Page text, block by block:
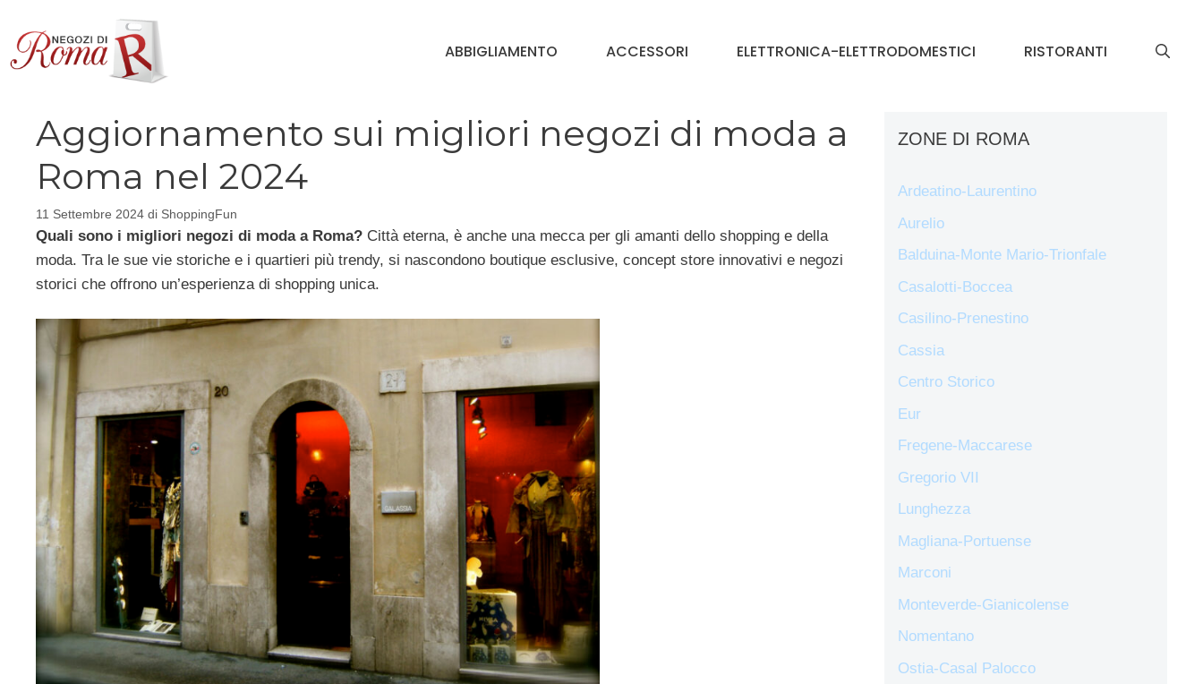
contenuto
ABBIGLIAMENTO ACCESSORI ELETTRONICA-ELETTRODOMESTICI RISTORANTI
Aggiornamento sui migliori negozi di moda a
Roma nel 2024
11 Settembre 2024 di ShoppingFun
Quali sono i migliori negozi di moda a Roma? Città eterna, è anche una mecca per gli amanti dello shopping e della
moda. Tra le sue vie storiche e i quartieri più trendy, si nascondono boutique esclusive, concept store innovativi e negozi
storici che offrono un’esperienza di shopping unica.
ZONE DI ROMA
Ardeatino-Laurentino
Aurelio
Balduina-Monte Mario-Trionfale
Casalotti-Boccea
Casilino-Prenestino
Cassia
Centro Storico
Eur
Fregene-Maccarese
Gregorio VII
Lunghezza
Magliana-Portuense
Marconi
Monteverde-Gianicolense
Nomentano
Ostia-Casal Palocco